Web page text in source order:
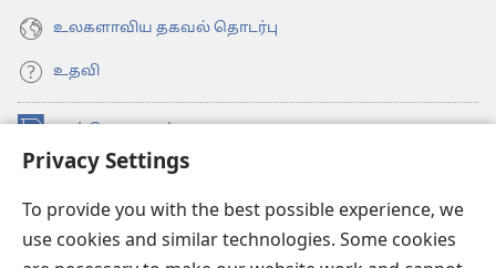
Privacy Settings
To provide you with the best possible experience, we
use cookies and similar technologies. Some cookies
உலகளாவிய தகவல் தொடர்பு
உதவி
நன்கொடைகள்
new
(opens
JW Hub®